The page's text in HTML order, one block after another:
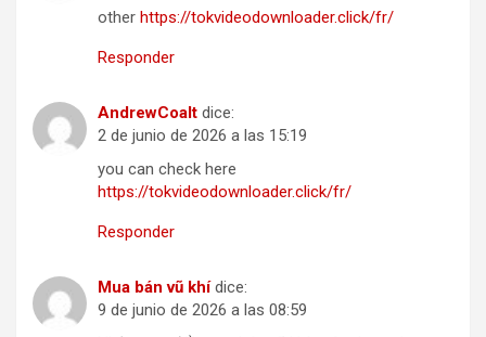
other https://tokvideodownloader.click/fr/
Responder
AndrewCoalt dice:
2 de junio de 2026 a las 15:19
you can check here
https://tokvideodownloader.click/fr/
Responder
Mua bán vũ khí dice:
9 de junio de 2026 a las 08:59